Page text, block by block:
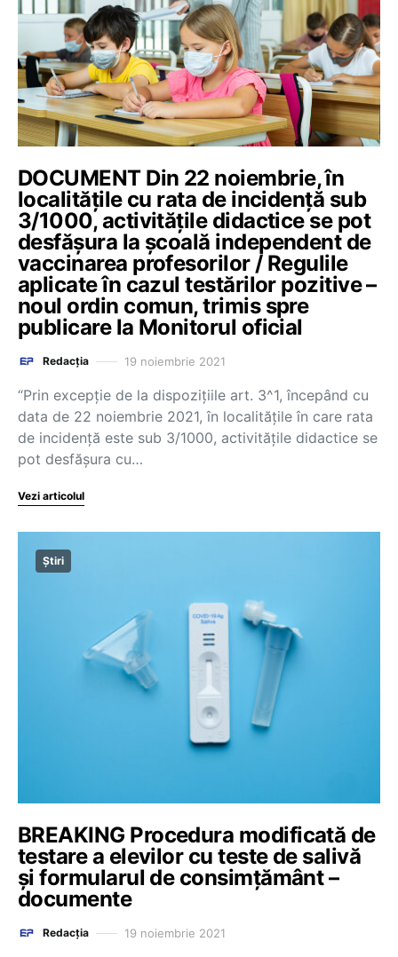
DOCUMENT Din 22 noiembrie, în
localitățile cu rata de incidență sub
3/1000, activitățile didactice se pot
desfășura la școală independent de
vaccinarea profesorilor / Regulile
aplicate în cazul testărilor pozitive –
noul ordin comun, trimis spre
publicare la Monitorul oficial
Redacția 19 noiembrie 2021
“Prin excepție de la dispozițiile art. 3^1, începând cu
data de 22 noiembrie 2021, în localitățile în care rata
de incidență este sub 3/1000, activitățile didactice se
pot desfășura cu…
Vezi articolul
Știri
BREAKING Procedura modificată de
testare a elevilor cu teste de salivă
și formularul de consimțământ –
documente
Redacția 19 noiembrie 2021